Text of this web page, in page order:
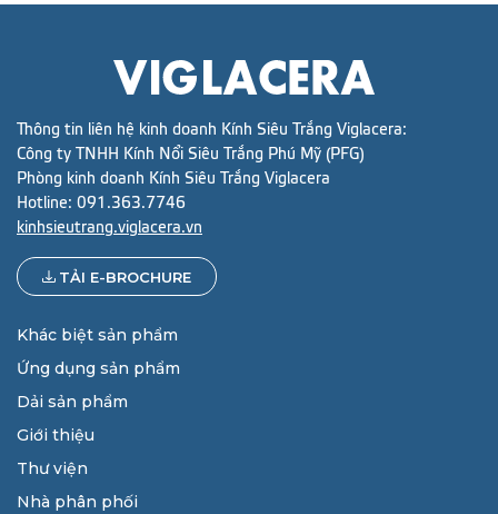
Thông tin liên hệ kinh doanh Kính Siêu Trắng Viglacera:
Công ty TNHH Kính Nổi Siêu Trắng Phú Mỹ (PFG)
Phòng kinh doanh Kính Siêu Trắng Viglacera
Hotline: 091.363.7746
kinhsieutrang.viglacera.vn
TẢI E-BROCHURE
Khác biệt sản phẩm
Ứng dụng sản phẩm
Dải sản phẩm
Giới thiệu
Thư viện
Nhà phân phối